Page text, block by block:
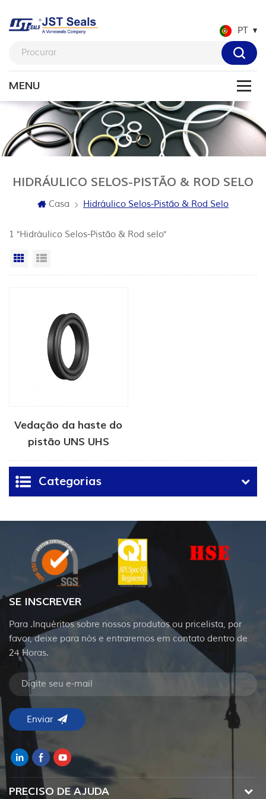
PT
HIDRÁULICO SELOS-PISTÃO & ROD SELO
Casa Hidráulico Selos-Pistão & Rod Selo
1 "Hidráulico Selos-Pistão & Rod selo"
Vista da grade
Vedação da haste do
pistão UNS UHS
Categorias
SE INSCREVER
Para .Inquéritos sobre nossos produtos ou pricelista, por
favor, deixe para nós e entraremos em contato dentro de
24 Horas.
PRECISO DE AJUDA